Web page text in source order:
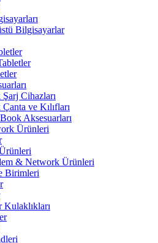
Bilgisayarlar
Cihazları
ve Kılıfları
Aksesuarları
Ürünleri
& Network Ürünleri
Birimleri